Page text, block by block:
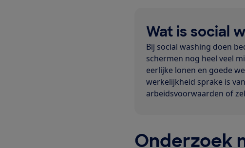
Wat is social
Bij social washing doen
schermen nog heel veel
eerlijke lonen en goede
werkelijkheid sprake is
arbeidsvoorwaarden of
Onderzoek